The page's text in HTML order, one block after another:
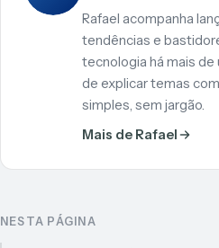
Rafael acompanha
tendências e
tecnologia há mais de
de explicar temas
simples, sem jargão.
Mais de Rafael
NESTA PÁGINA